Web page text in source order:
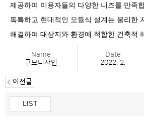
제공하여 이용자들의 다양한 니즈를 만족
독특하고 현대적인 모듈식 설계는 불리한
해결하여 대상지와 환경에 적합한 건축적
Name
큐브디자인
Date
2022. 2.
이전글
LIST